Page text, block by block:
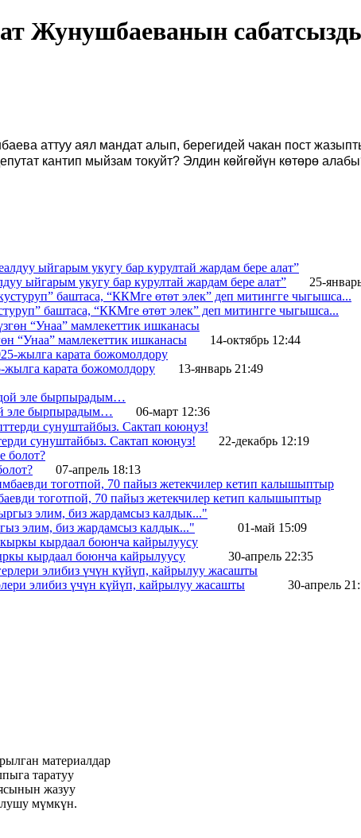
Жунушбаеванын
аттуу аял мандат алып, берегидей чакан пост
кантип мыйзам токуйт? Элдин көйгөйүн көтөрө
ыйгарым укугу бар курултай жардам бере алат” 25-
баштаса, “ККМге өтөт элек” деп митингге чыгышса...
“Унаа” мамлекеттик ишканасы 14-октябрь 12:44
карата божомолдору
13-январь 21:49
эле бырпырадым… 06-март 12:36
сунуштайбыз. Сактап коюңуз! 22-декабрь 12:19
07-апрель 18:13
тоготпой, 70 пайыз жетекчилер кетип калышыптыр
элим, биз жардамсыз калдык..." 01-май 15:09
кырдаал боюнча кайрылуусу 30-апрель 22:35
элибиз үчүн күйүп, кайрылуу жасашты 30-апрель
материалдар
таратуу
жазуу
мүмкүн.